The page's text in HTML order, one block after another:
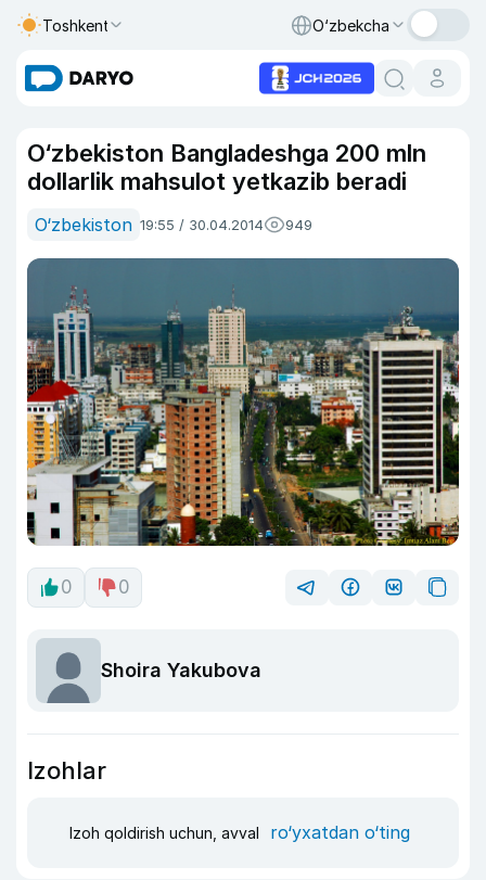
Toshkent O‘zbekcha
O‘zbekiston Bangladeshga 200 mln
dollarlik mahsulot yetkazib beradi
O‘zbekiston 19:55 / 30.04.2014 949
0 0
Shoira Yakubova
Izohlar
Izoh qoldirish uchun, avval ro‘yxatdan o‘ting